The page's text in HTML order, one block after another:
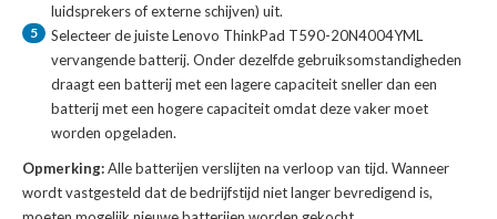
luidsprekers of externe schijven) uit.
5 Selecteer de juisteLenovo ThinkPad T590-20N4004YML
vervangende batterij. Onder dezelfde gebruiksomstandigheden
draagt een batterij met een lagere capaciteit sneller dan een
batterij met een hogere capaciteit omdat deze vaker moet
worden opgeladen.
Opmerking:Alle batterijen verslijten na verloop van tijd. Wanneer
wordt vastgesteld dat de bedrijfstijd niet langer bevredigend is,